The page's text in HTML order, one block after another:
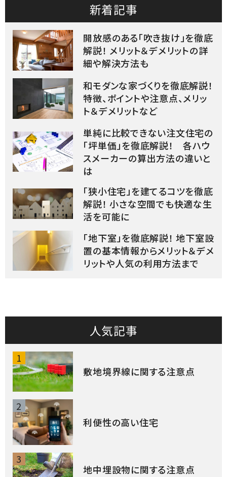
新着記事
開放感のある「吹き抜け」を徹底
解説！ メリット＆デメリットの詳
細や解決方法も
和モダンな家づくりを徹底解説！
特徴、ポイントや注意点、メリッ
ト＆デメリットなど
単純に比較できない注文住宅の
「坪単価」を徹底解説！ 各ハウ
スメーカーの算出方法の違いと
は
「狭小住宅」を建てるコツを徹底
解説！ 小さな空間でも快適な生
活を可能に
「地下室」を徹底解説！ 地下室設
置の基本情報からメリット＆デメ
リットや人気の利用方法まで
人気記事
1
敷地境界線に関する注意点
2
利便性の高い住宅
3
地中埋設物に関する注意点